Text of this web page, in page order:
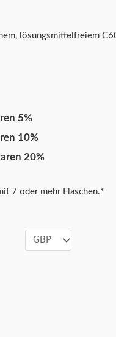
lösungsmittelfreiem
5%
10%
20%
7 oder mehr Flaschen.*